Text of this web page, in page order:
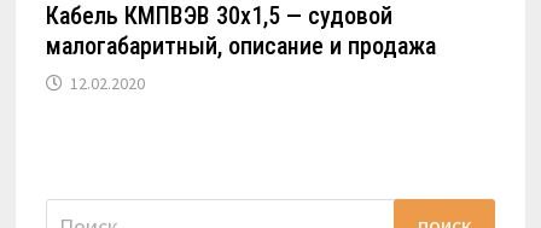
Кабель КМПВЭВ 30х1,5 — судовой
малогабаритный, описание и продажа
12.02.2020
Найти: